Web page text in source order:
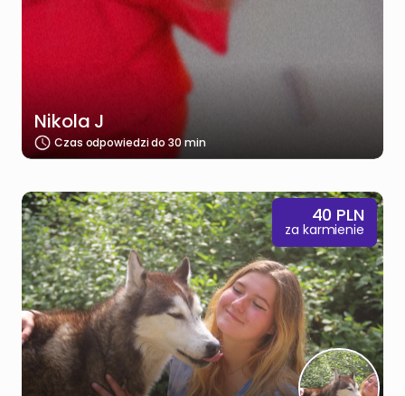
Nikola J
Czas odpowiedzi do 30 min
40 PLN
za karmienie